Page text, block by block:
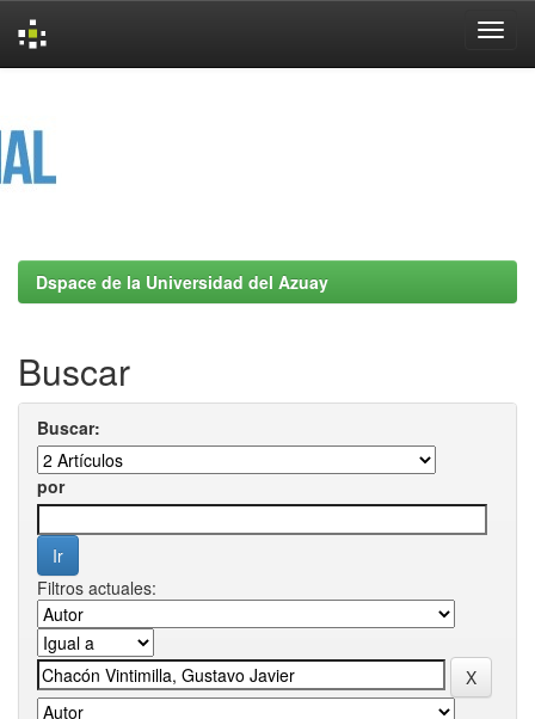
Dspace de la Universidad del Azuay
Buscar
Buscar:
por
Filtros actuales: